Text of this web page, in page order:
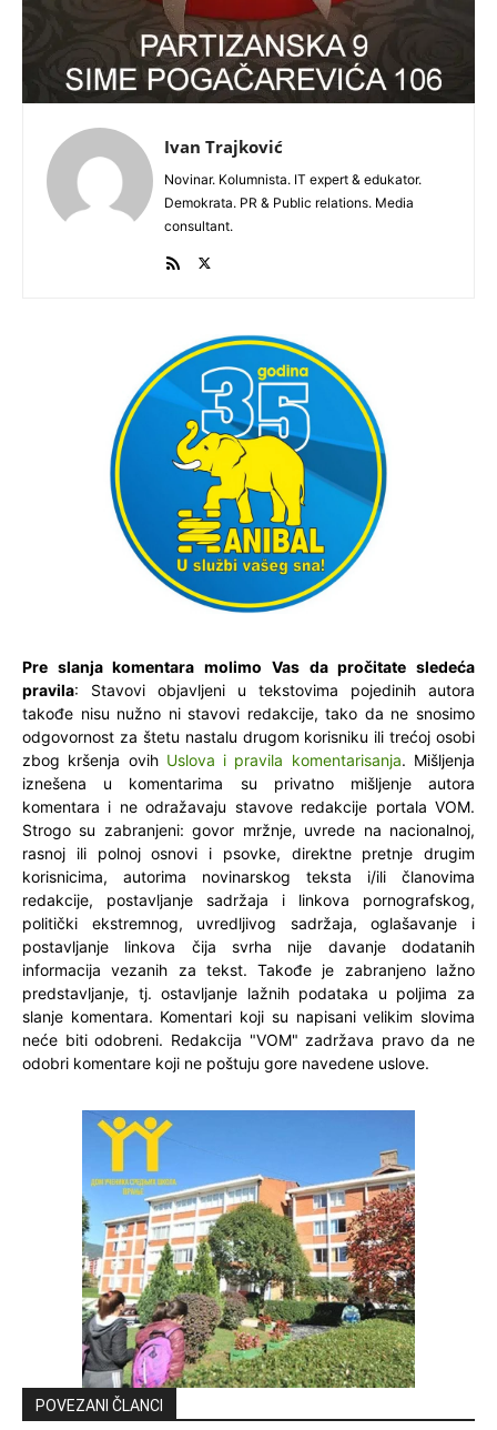
Ivan Trajković
Novinar. Kolumnista. IT expert & edukator.
Demokrata. PR & Public relations. Media
consultant.
Pre slanja komentara molimo Vas da pročitate sledeća
pravila: Stavovi objavljeni u tekstovima pojedinih autora
takođe nisu nužno ni stavovi redakcije, tako da ne snosimo
odgovornost za štetu nastalu drugom korisniku ili trećoj osobi
zbog kršenja ovih Uslova i pravila komentarisanja. Mišljenja
iznešena u komentarima su privatno mišljenje autora
komentara i ne odražavaju stavove redakcije portala VOM.
Strogo su zabranjeni: govor mržnje, uvrede na nacionalnoj,
rasnoj ili polnoj osnovi i psovke, direktne pretnje drugim
korisnicima, autorima novinarskog teksta i/ili članovima
redakcije, postavljanje sadržaja i linkova pornografskog,
politički ekstremnog, uvredljivog sadržaja, oglašavanje i
postavljanje linkova čija svrha nije davanje dodatanih
informacija vezanih za tekst. Takođe je zabranjeno lažno
predstavljanje, tj. ostavljanje lažnih podataka u poljima za
slanje komentara. Komentari koji su napisani velikim slovima
neće biti odobreni. Redakcija "VOM" zadržava pravo da ne
odobri komentare koji ne poštuju gore navedene uslove.
POVEZANI ČLANCI